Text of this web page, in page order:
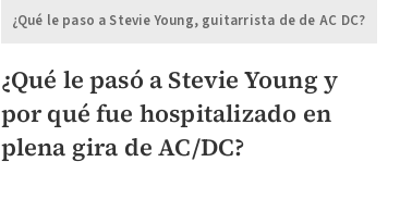
¿Qué le paso a Stevie Young, guitarrista de de AC DC?
¿Qué le pasó a Stevie Young y
por qué fue hospitalizado en
plena gira de AC/DC?